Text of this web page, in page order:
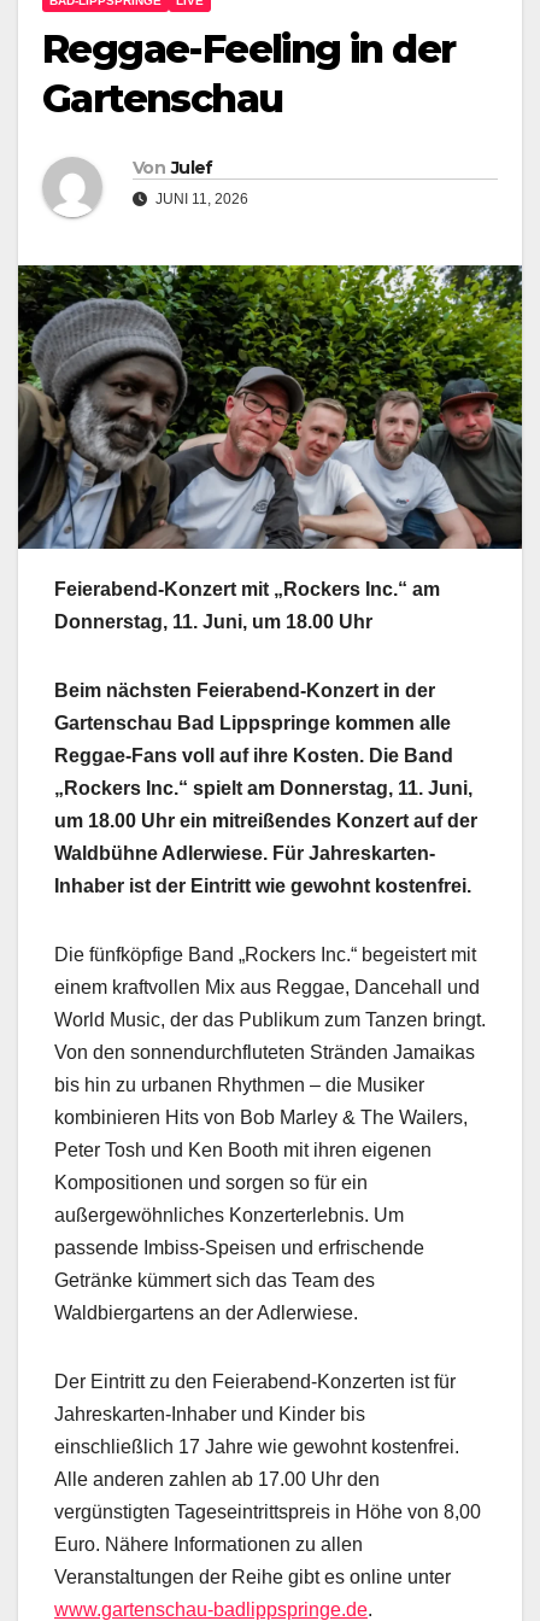
Reggae-Feeling in der
Gartenschau
Von Julef
JUNI 11, 2026
Feierabend-Konzert mit „Rockers Inc.“ am
Donnerstag, 11. Juni, um 18.00 Uhr
Beim nächsten Feierabend-Konzert in der
Gartenschau Bad Lippspringe kommen alle
Reggae-Fans voll auf ihre Kosten. Die Band
„Rockers Inc.“ spielt am Donnerstag, 11. Juni,
um 18.00 Uhr ein mitreißendes Konzert auf der
Waldbühne Adlerwiese. Für Jahreskarten-
Inhaber ist der Eintritt wie gewohnt kostenfrei.
Die fünfköpfige Band „Rockers Inc.“ begeistert mit
einem kraftvollen Mix aus Reggae, Dancehall und
World Music, der das Publikum zum Tanzen bringt.
Von den sonnendurchfluteten Stränden Jamaikas
bis hin zu urbanen Rhythmen – die Musiker
kombinieren Hits von Bob Marley & The Wailers,
Peter Tosh und Ken Booth mit ihren eigenen
Kompositionen und sorgen so für ein
außergewöhnliches Konzerterlebnis. Um
passende Imbiss-Speisen und erfrischende
Getränke kümmert sich das Team des
Waldbiergartens an der Adlerwiese.
Der Eintritt zu den Feierabend-Konzerten ist für
Jahreskarten-Inhaber und Kinder bis
einschließlich 17 Jahre wie gewohnt kostenfrei.
Alle anderen zahlen ab 17.00 Uhr den
vergünstigten Tageseintrittspreis in Höhe von 8,00
Euro. Nähere Informationen zu allen
Veranstaltungen der Reihe gibt es online unter
www.gartenschau-badlippspringe.de.